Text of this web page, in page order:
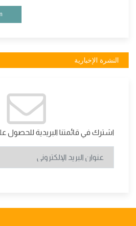
النشرة الإخبارية
اشترك في قائمتنا البريدية للحصول